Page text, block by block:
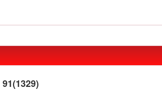
91(1329)